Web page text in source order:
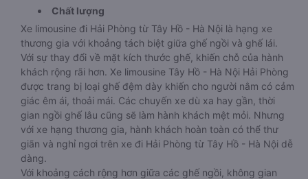
Chất lượng
Xe limousine đi Hải Phòng từ Tây Hồ - Hà Nội là hạng xe
thương gia với khoảng tách biệt giữa ghế ngồi và ghế lái.
Với sự thay đổi về mặt kích thước ghế, khiến chỗ của hành
khách rộng rãi hơn. Xe limousine Tây Hồ - Hà Nội Hải Phòng
được trang bị loại ghế đệm dày khiến cho người nằm có cảm
giác êm ái, thoải mái. Các chuyến xe dù xa hay gần, thời
gian ngồi ghế lâu cũng sẽ làm hành khách mệt mỏi. Nhưng
với xe hạng thương gia, hành khách hoàn toàn có thể thư
giãn và nghỉ ngơi trên xe đi Hải Phòng từ Tây Hồ - Hà Nội dễ
dàng.
Với khoảng cách rộng hơn giữa các ghế ngồi, không gian